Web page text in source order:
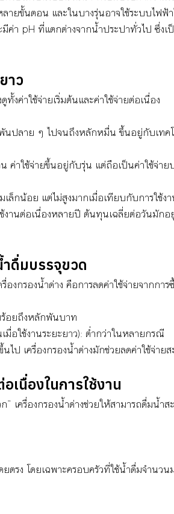
ายขั้นตอน และในบางรุ่นอาจใช้ระบบไฟฟ้
ค่า pH ที่แตกต่างจากน้ำประปาทั่วไป ซึ่ง
าว
งค่าใช้จ่ายเริ่มต้นและค่าใช้จ่ายต่อเนื่อง
พันปลาย ๆ ไปจนถึงหลักหมื่น ขึ้นอยู่กับเทค
าใช้จ่ายขึ้นอยู่กับรุ่น แต่ถือเป็นค่าใช้จ่าย
เล็กน้อย แต่ไม่สูงมากเมื่อเทียบกับการใช้ง
งานต่อเนื่องหลายปี ต้นทุนเฉลี่ยต่อวันมัก
ดื่มบรรจุขวด
งกรองน้ำด่าง คือการลดค่าใช้จ่ายจากการ
อยถึงหลักพันบาท
เมื่อใช้งานระยะยาว): ต่ำกว่าในหลายกรณี
ไป เครื่องกรองน้ำด่างมักช่วยลดค่าใช้จ่าย
เนื่องในการใช้งาน
เครื่องกรองน้ำด่างช่วยให้สามารถดื่มน้ำ
รง โดยเฉพาะครอบครัวที่ใช้น้ำดื่มจำนว